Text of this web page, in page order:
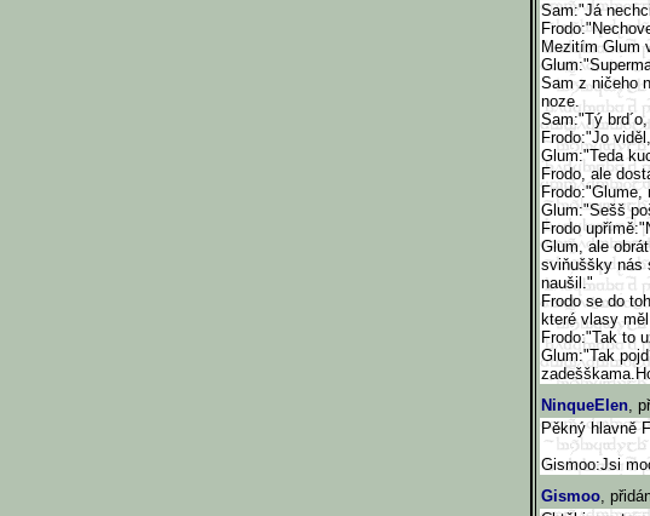
Sam:"Já
Mezitím Glum
Sam z ničeho
noze.
Sam:"Tý
Frodo:"Jo
Glum:"Teda
Frodo, ale
Frodo:"Glume,
Glum:"Sešš
Frodo
Glum, ale
sviňuššky nás
naušil."
Frodo se do
které vlasy
Frodo:"Tak to
Glum:"Tak
NinqueElen,
Pěkný hlavně
Gismoo:Jsi
Gismoo,